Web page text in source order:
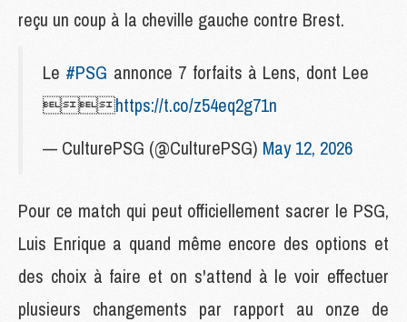
reçu un coup à la cheville gauche contre Brest.
Le #PSG annonce 7 forfaits à Lens, dont Lee
https://t.co/z54eq2g71n
— CulturePSG (@CulturePSG) May 12, 2026
Pour ce match qui peut officiellement sacrer le PSG,
Luis Enrique a quand même encore des options et
des choix à faire et on s'attend à le voir effectuer
plusieurs changements par rapport au onze de